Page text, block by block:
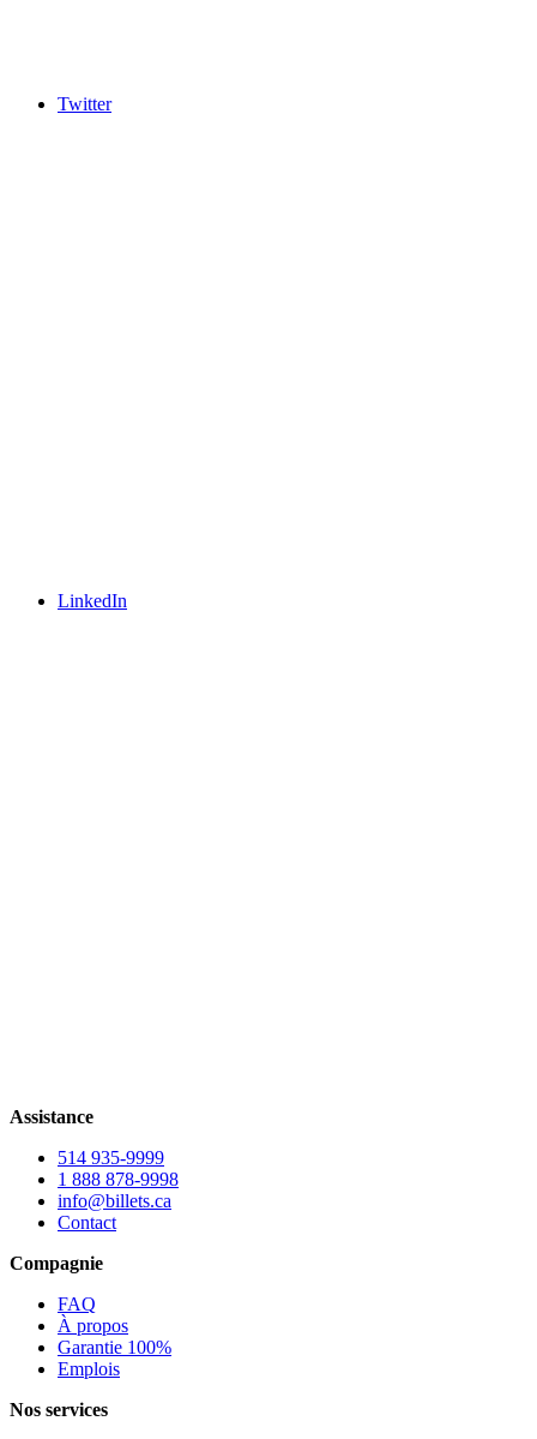
Twitter
LinkedIn
Assistance
514 935-9999
1 888 878-9998
info@billets.ca
Contact
Compagnie
FAQ
À propos
Garantie 100%
Emplois
Nos services